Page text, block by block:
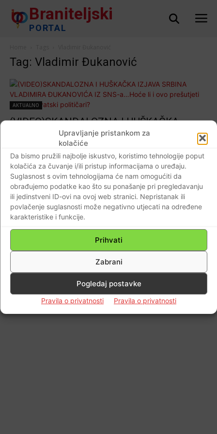
Upravljanje pristankom za
kolačiće
Da bismo pružili najbolje iskustvo, koristimo tehnologije poput
kolačića za čuvanje i/ili pristup informacijama o uređaju.
Suglasnost s ovim tehnologijama će nam omogućiti da
obrađujemo podatke kao što su ponašanje pri pregledavanju
ili jedinstveni ID-ovi na ovoj web stranici. Nepristanak ili
povlačenje suglasnosti može negativno utjecati na određene
karakteristike i funkcije.
Prihvati
Zabrani
Pogledaj postavke
Pravila o privatnosti Pravila o privatnosti
Braniteljski
PORTAL
Tag: Vladimir Đukanović
AKTUALNO
(VIDEO)SKANDALOZNA I HUŠKAČKA
IZJAVA SRBINA VLADIMIRA ĐUKANOVIĆA
IZ SNS-a…Hoće li i ovo prešutjeti vodeći
hrvatski političari?
Braniteljski portal - 23.08.2019
Impressum Kontaktirajte nas
© Newspaper WordPress Theme by TagDiv